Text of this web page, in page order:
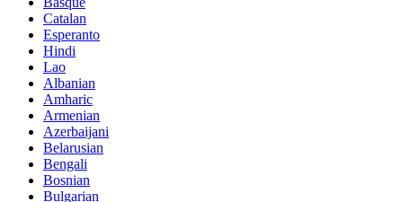
Catalan
Esperanto
Hindi
Lao
Albanian
Amharic
Armenian
Azerbaijani
Belarusian
Bengali
Bosnian
Bulgarian